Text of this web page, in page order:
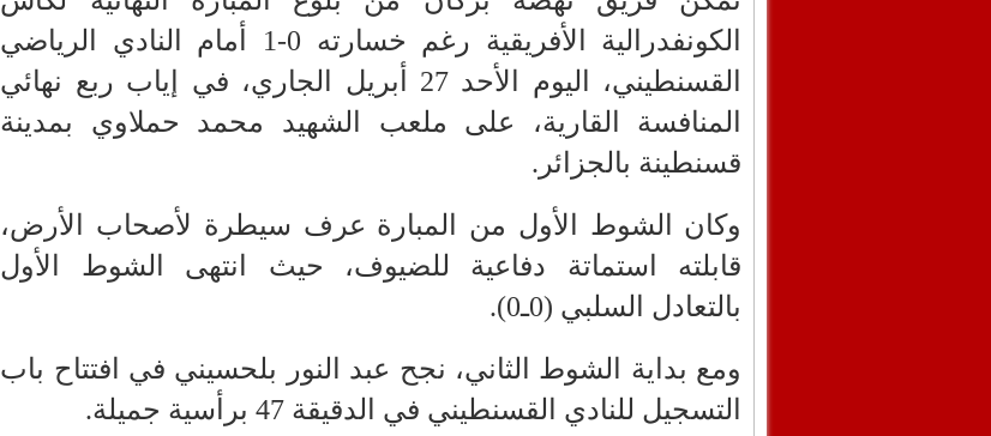
الكونفدرالية الأفريقية رغم خسارته 0-1 أمام النادي الرياضي
القسنطيني، اليوم الأحد 27 أبريل الجاري، في إياب ربع نهائي
المنافسة القارية، على ملعب الشهيد محمد حملاوي بمدينة
قسنطينة بالجزائر.
وكان الشوط الأول من المبارة عرف سيطرة لأصحاب الأرض،
قابلته استماتة دفاعية للضيوف، حيث انتهى الشوط الأول
بالتعادل السلبي (0ـ0).
ومع بداية الشوط الثاني، نجح عبد النور بلحسيني في افتتاح باب
التسجيل للنادي القسنطيني في الدقيقة 47 برأسية جميلة.